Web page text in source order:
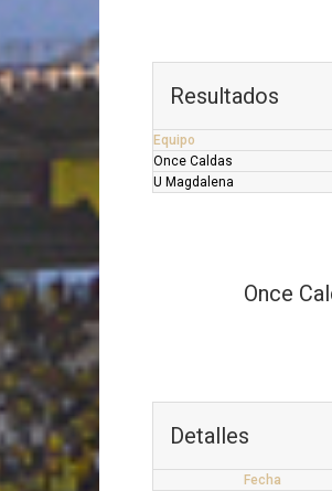
Resultados
Equipo
Once Caldas
U Magdalena
Once
Detalles
Fecha